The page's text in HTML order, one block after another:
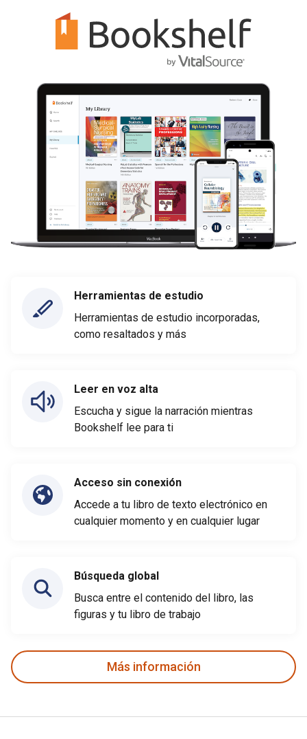
Herramientas de estudio
Herramientas de estudio incorporadas,
como resaltados y más
Leer en voz alta
Escucha y sigue la narración mientras
Bookshelf lee para ti
Acceso sin conexión
Accede a tu libro de texto electrónico en
cualquier momento y en cualquier lugar
Búsqueda global
Busca entre el contenido del libro, las
figuras y tu libro de trabajo
Más información